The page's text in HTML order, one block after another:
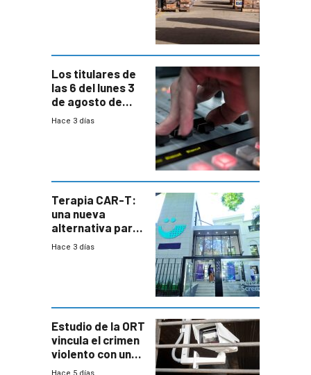
Los titulares de
las 6 del lunes 3
de agosto de
2026
Hace 3 días
Terapia CAR-T:
una nueva
alternativa para
niños y
Hace 3 días
Estudio de la ORT
vincula el crimen
violento con una
menor creación
Hace 5 días